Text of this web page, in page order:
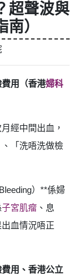
超聲波與
）
用（香港婦科
經中間出血，
「洗唔洗做檢
）**係婦
子宮肌瘤 、息
血情況唔正
用、香港公立